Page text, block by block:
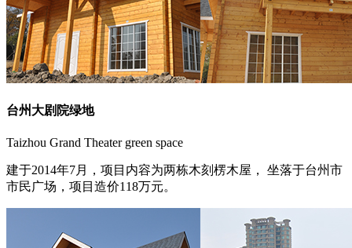
台州大剧院绿地
Taizhou Grand Theater green space
建于2014年7月，项目内容为两栋木刻楞木屋， 坐落于台州市
市民广场，项目造价118万元。